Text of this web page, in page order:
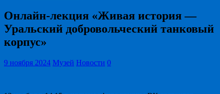
Онлайн-лекция «Живая история —
Уральский добровольческий танковый
корпус»
9 ноября 2024 Музей Новости 0